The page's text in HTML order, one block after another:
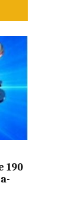
190